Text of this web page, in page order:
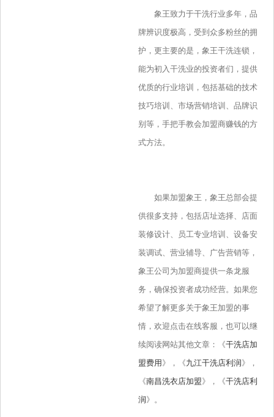
象王致力于干洗行业多年，品
牌辨识度极高，受到众多粉丝的拥
护，更主要的是，象王干洗连锁，
能为初入干洗业的投资者们，提供
优质的行业培训，包括基础的技术
技巧培训、市场营销培训、品牌识
别等，手把手教会加盟商赚钱的方
式方法。
如果加盟象王，象王总部会提
供很多支持，包括店址选择、店面
装修设计、员工专业培训、设备安
装调试、营业辅导、广告营销等，
象王公司为加盟商提供一条龙服
务，确保投资者成功经营。如果您
希望了解更多关于象王加盟的事
情，欢迎点击在线客服，也可以继
续阅读网站其他文章：《干洗店加
盟费用 》，《九江干洗店利润》，
《南昌洗衣店加盟》，《干洗店利
润》。